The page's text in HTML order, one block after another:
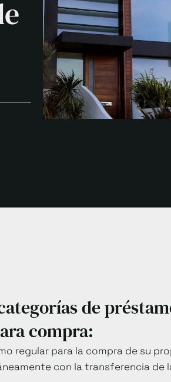
de
compra:
regular para la compra de su
con la transferencia de